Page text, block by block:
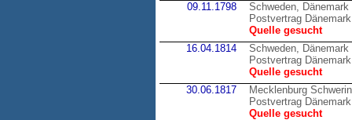
09.11.1798
Schweden, Dänemark
Postvertrag
Quelle gesucht
16.04.1814
Schweden, Dänemark
Postvertrag
Quelle gesucht
30.06.1817
Mecklenburg
Postvertrag
Quelle gesucht